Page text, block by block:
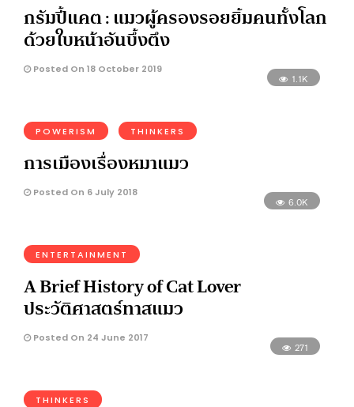
กรัมปี้แคต : แมวผู้ครองรอยยิ้มคนทั้งโลก
ด้วยใบหน้าอันบึ้งตึง
Posted On 18 October 2019
1.1K
POWERISM THINKERS
การเมืองเรื่องหมาแมว
Posted On 6 July 2018
6.0K
ENTERTAINMENT
A Brief History of Cat Lover
ประวัติศาสตร์ทาสแมว
Posted On 24 June 2017
271
THINKERS